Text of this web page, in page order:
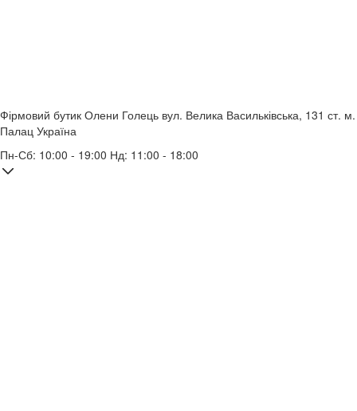
Фірмовий бутик Олени Голець вул. Велика Васильківська, 131 ст. м.
Палац Україна
Пн-Сб: 10:00 - 19:00 Нд: 11:00 - 18:00